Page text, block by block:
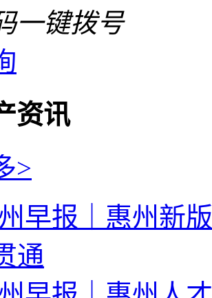
一键拨号
资讯
>
早报｜惠州新
通